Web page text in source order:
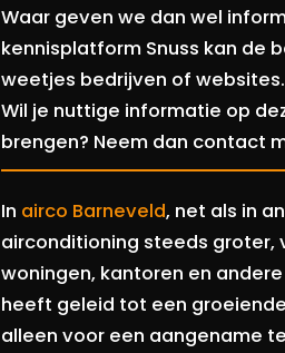
Waar geven we dan wel
kennisplatform Snuss kan de
weetjes bedrijven of
Wil je nuttige informatie op
brengen? Neem dan contact
In airco Barneveld, net als in
airconditioning steeds groter,
woningen, kantoren en
heeft geleid tot een
alleen voor een aangename